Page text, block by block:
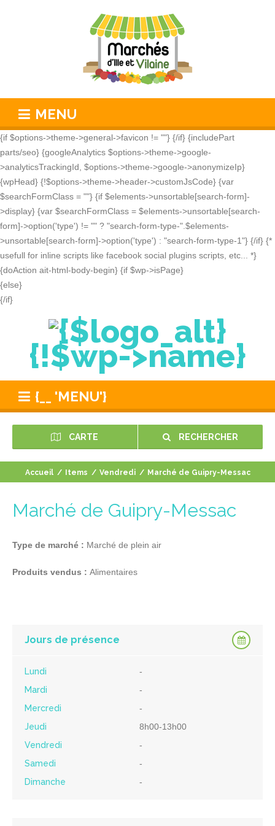
MENU
{if $options->theme->general->favicon != ""} {/if} {includePart
parts/seo} {googleAnalytics $options->theme->google-
>analyticsTrackingId, $options->theme->google->anonymizeIp}
{wpHead} {!$options->theme->header->customJsCode} {var
$searchFormClass = ""} {if $elements->unsortable[search-form]-
>display} {var $searchFormClass = $elements->unsortable[search-
form]->option('type') != "" ? "search-form-type-".$elements-
>unsortable[search-form]->option('type') : "search-form-type-1"} {/if} {*
usefull for inline scripts like facebook social plugins scripts, etc... *}
{doAction ait-html-body-begin} {if $wp->isPage}
{else}
{/if}
{!$wp->name}
{__ 'MENU'}
CARTE RECHERCHER
Marché de Guipry-Messac
Accueil / Items / Vendredi / Marché de Guipry-Messac
Type de marché : Marché de plein air
Produits vendus : Alimentaires
Jours de présence
Lundi
-
Mardi
-
Mercredi
-
Jeudi
8h00-13h00
Vendredi
-
Samedi
-
Dimanche
-